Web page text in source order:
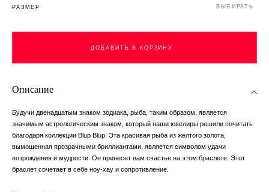
РАЗМЕР ВЫБИРАТЬ
ДОБАВИТЬ В КОРЗИНУ
Описание
Будучи двенадцатым знаком зодиака, рыба, таким образом, является
значимым астрологическим знаком, который наши ювелиры решили почитать
благодаря коллекции Blup Blup. Эта красивая рыба из желтого золота,
вымощенная прозрачными бриллиантами, является символом удачи
возрождения и мудрости. Он принесет вам счастье на этом браслете. Этот
браслет сочетает в себе ноу-хау и сопротивление.